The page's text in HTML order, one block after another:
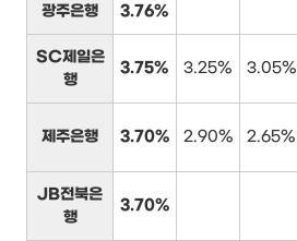
광주은행 3.76%
SC제일은
행
3.75% 3.25% 3.05%
제주은행 3.70% 2.90% 2.65%
JB전북은
행
3.70%